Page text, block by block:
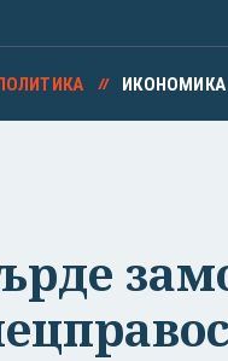
ИКОНОМИКА